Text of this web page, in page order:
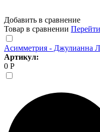
Добавить в сравнение
Товар в сравнении
Асимметрия - Джулианна
Артикул:
0 Р